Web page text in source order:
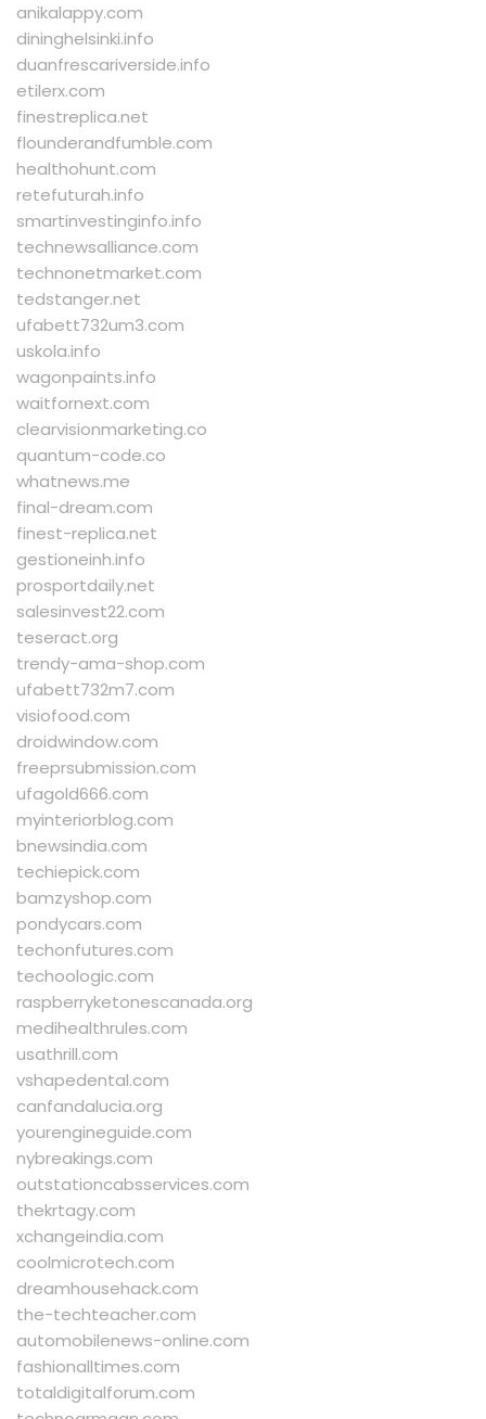
anikalappy.com
dininghelsinki.info
duanfrescariverside.info
etilerx.com
finestreplica.net
flounderandfumble.com
healthohunt.com
retefuturah.info
smartinvestinginfo.info
technewsalliance.com
technonetmarket.com
tedstanger.net
ufabett732um3.com
uskola.info
wagonpaints.info
waitfornext.com
clearvisionmarketing.co
quantum-code.co
whatnews.me
final-dream.com
finest-replica.net
gestioneinh.info
prosportdaily.net
salesinvest22.com
teseract.org
trendy-ama-shop.com
ufabett732m7.com
visiofood.com
droidwindow.com
freeprsubmission.com
ufagold666.com
myinteriorblog.com
bnewsindia.com
techiepick.com
bamzyshop.com
pondycars.com
techonfutures.com
techoologic.com
raspberryketonescanada.org
medihealthrules.com
usathrill.com
vshapedental.com
canfandalucia.org
yourengineguide.com
nybreakings.com
outstationcabsservices.com
thekrtagy.com
xchangeindia.com
coolmicrotech.com
dreamhousehack.com
the-techteacher.com
automobilenews-online.com
fashionalltimes.com
totaldigitalforum.com